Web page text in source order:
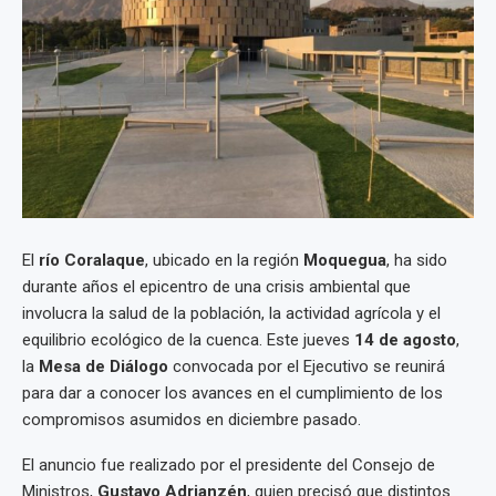
El río Coralaque, ubicado en la región Moquegua, ha sido
durante años el epicentro de una crisis ambiental que
involucra la salud de la población, la actividad agrícola y el
equilibrio ecológico de la cuenca. Este jueves 14 de agosto,
la Mesa de Diálogo convocada por el Ejecutivo se reunirá
para dar a conocer los avances en el cumplimiento de los
compromisos asumidos en diciembre pasado.
El anuncio fue realizado por el presidente del Consejo de
Ministros, Gustavo Adrianzén, quien precisó que distintos